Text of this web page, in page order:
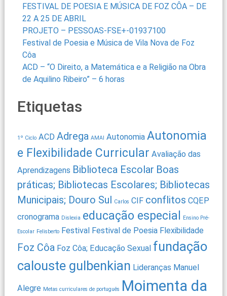
FESTIVAL DE POESIA E MÚSICA DE FOZ CÔA – DE
22 A 25 DE ABRIL
PROJETO – PESSOAS-FSE+-01937100
Festival de Poesia e Música de Vila Nova de Foz
Côa
ACD – “O Direito, a Matemática e a Religião na Obra
de Aquilino Ribeiro” – 6 horas
Etiquetas
1º Ciclo ACD Adrega AMAI Autonomia Autonomia
e Flexibilidade Curricular Avaliação das
Aprendizagens Biblioteca Escolar Boas
práticas; Bibliotecas Escolares; Bibliotecas
Municipais; Douro Sul
Carlos CIF conflitos CQEP
cronograma Dislexia educação especial Ensino Pré-
Escolar Felisberto Festival Festival de Poesia Flexibilidade
Foz Côa Foz Côa; Educação Sexual fundação
calouste gulbenkian Lideranças Manuel
Alegre Metas curriculares de português Moimenta da